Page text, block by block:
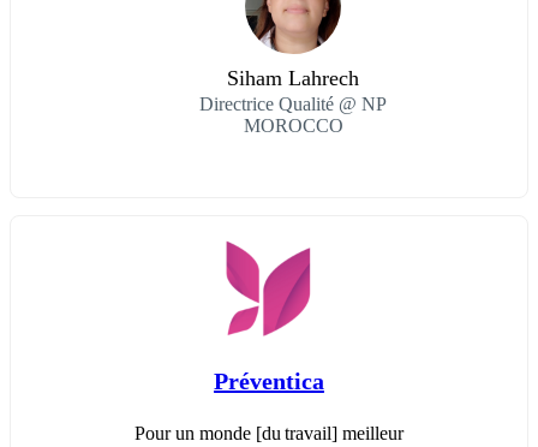
Siham Lahrech
Directrice Qualité @ NP
MOROCCO
Préventica
Pour un monde [du travail] meilleur